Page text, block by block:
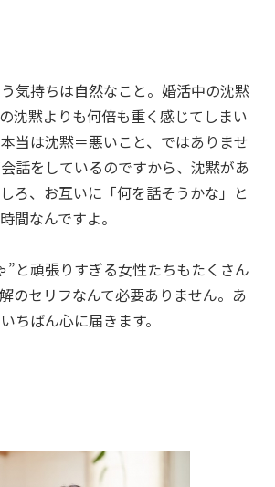
気持ちは自然なこと。婚活中の沈黙
沈黙よりも何倍も重く感じてしまい
当は沈黙＝悪いこと、ではありませ
話をしているのですから、沈黙があ
ろ、お互いに「何を話そうかな」と
間なんですよ。
”と頑張りすぎる女性たちもたくさん
のセリフなんて必要ありません。あ
ちばん心に届きます。